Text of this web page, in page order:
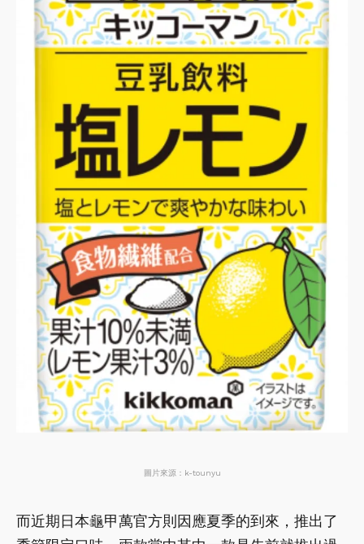
圖片來源：k-tounyu
而近期日本龜甲萬官方則因應夏季的到來，推出了